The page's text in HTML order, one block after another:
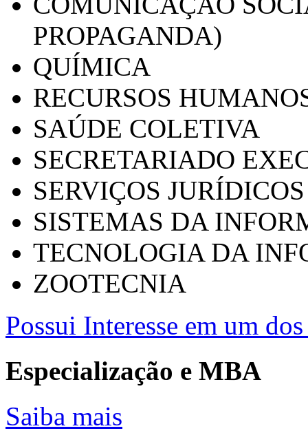
PROPAGANDA)
QUÍMICA
RECURSOS
SAÚDE COLETIVA
SECRETARIADO
SERVIÇOS
SISTEMAS DA
TECNOLOGIA DA
ZOOTECNIA
Possui Interesse em um
Especialização e MBA
Saiba mais